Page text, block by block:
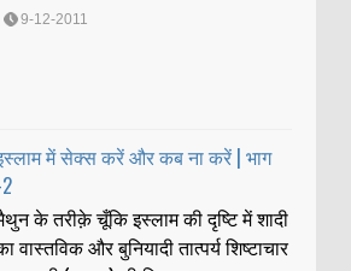
9-12-2011
में सेक्स करें और कब ना करें | भाग
के तरीक़े चूँकि इस्लाम की दृष्टि में शादी
वास्तविक और बुनियादी तात्पर्य शिष्टाचार